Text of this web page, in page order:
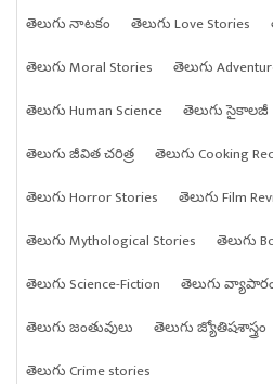
తెలుగు నాటకం
తెలుగు Love Stories
తెలుగు Moral Stories
తెలుగు
తెలుగు Human Science
తెలుగు సైకాలజీ
తెలుగు జీవిత చరిత్ర
తెలుగు Cooking
తెలుగు Horror Stories
తెలుగు Film
తెలుగు Mythological Stories
తెలుగు
తెలుగు Science-Fiction
తెలుగు
తెలుగు జంతువులు
తెలుగు జ్యోతిషశాస్త్రం
తెలుగు Crime stories